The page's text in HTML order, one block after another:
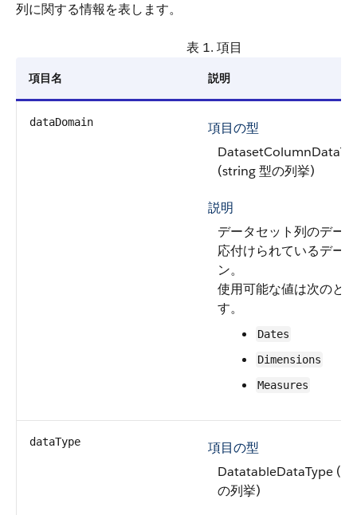
列に関する情報を表します。
表 1. 項目
項目名 説明
dataDomain
項目の型
(string 型の列挙)
説明
データセット列のデー
応付けられているデー
ン。
使用可能な値は次のと
す。
Dates
Dimensions
Measures
dataType
項目の型
DatatableDataType
の列挙)